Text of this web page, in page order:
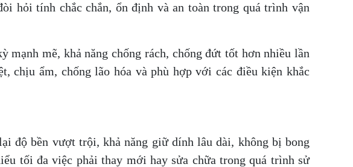
hỏi tính chắc chắn, ổn định và an toàn trong quá trình vận
mạnh mẽ, khả năng chống rách, chống đứt tốt hơn nhiều lần
chịu ẩm, chống lão hóa và phù hợp với các điều kiện khắc
độ bền vượt trội, khả năng giữ dính lâu dài, không bị bong
tối đa việc phải thay mới hay sửa chữa trong quá trình sử